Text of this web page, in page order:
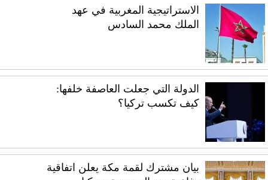
الاستراتيجية المغربية في عهد
الملك محمد السادس
الدولة التي جعلت العاصفة خلفها:
كيف تكسب تركيا؟
بيان مشترك لقمة مكة يعلن اتفاقية